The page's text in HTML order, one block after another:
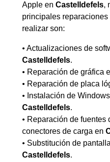
Apple en Castelldefels,
principales
realizar son:
• Actualizaciones de
Castelldefels.
• Reparación de gráfica
• Reparación de placa
• Instalación de
Castelldefels.
• Reparación de fuentes
conectores de carga en
• Substitución de
Castelldefels.